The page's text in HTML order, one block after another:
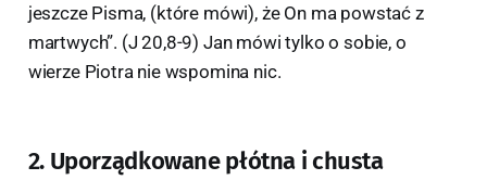
jeszcze Pisma, (które mówi), że On ma powstać z
martwych”. (J 20,8-9) Jan mówi tylko o sobie, o
wierze Piotra nie wspomina nic.
2. Uporządkowane płótna i chusta